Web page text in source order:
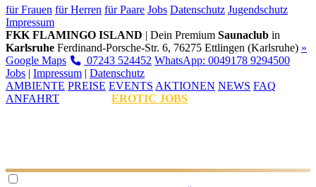
für Frauen für Herren für Paare Jobs Datenschutz Jugendschutz
Impressum
FKK FLAMINGO ISLAND | Dein Premium Saunaclub in
Karlsruhe Ferdinand-Porsche-Str. 6, 76275 Ettlingen (Karlsruhe) »
Google Maps
07243 524452 WhatsApp: 0049178 9294500
Jobs | Impressum | Datenschutz
AMBIENTE PREISE EVENTS AKTIONEN NEWS FAQ
ANFAHRT
EROTIC JOBS